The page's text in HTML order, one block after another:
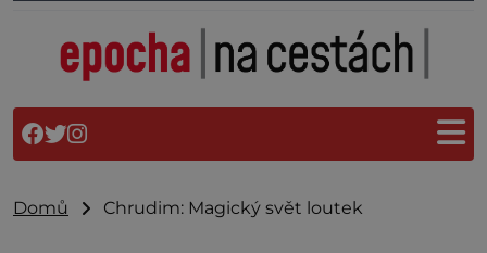
Domů Chrudim: Magický svět loutek